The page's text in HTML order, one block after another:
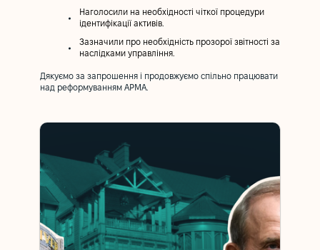
Наголосили на необхідності чіткої процедури
ідентифікації активів.
Зазначили про необхідність прозорої звітності за
наслідками управління.
Дякуємо за запрошення і продовжуємо спільно працювати
над реформуванням АРМА.